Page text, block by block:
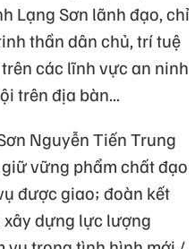
Lạng Sơn lãnh đạo, chỉ
thần dân chủ, trí tuệ
các lĩnh vực an ninh
trên địa bàn...
Nguyễn Tiến Trung
vững phẩm chất đạo
được giao; đoàn kết
xây dựng lực lượng